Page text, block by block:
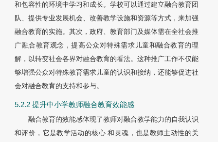
和包容性的环境中学习和成长。学校可以通过建立融合教育团
队、提供专业发展机会、改善教学设施和资源等方式，来加强
融合教育的实施。其次，政府、教育部门及媒体需在全社会推
广融合教育观念，提高公众对特殊需求儿童和融合教育的理
解，以转变社会各界对融合教育的看法。这种推广工作不仅能
够增强公众对特殊教育需求儿童的认识和接纳，还能够促进社
会对融合教育的支持和参与。
5.2.2 提升中小学教师融合教育效能感
融合教育的效能感体现了教师对融合教学能力的自我认识
和评价，它是教学活动的核心 和灵魂，也是教师主动性的关